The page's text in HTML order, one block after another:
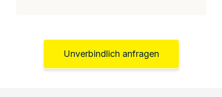
Unverbindlich anfragen